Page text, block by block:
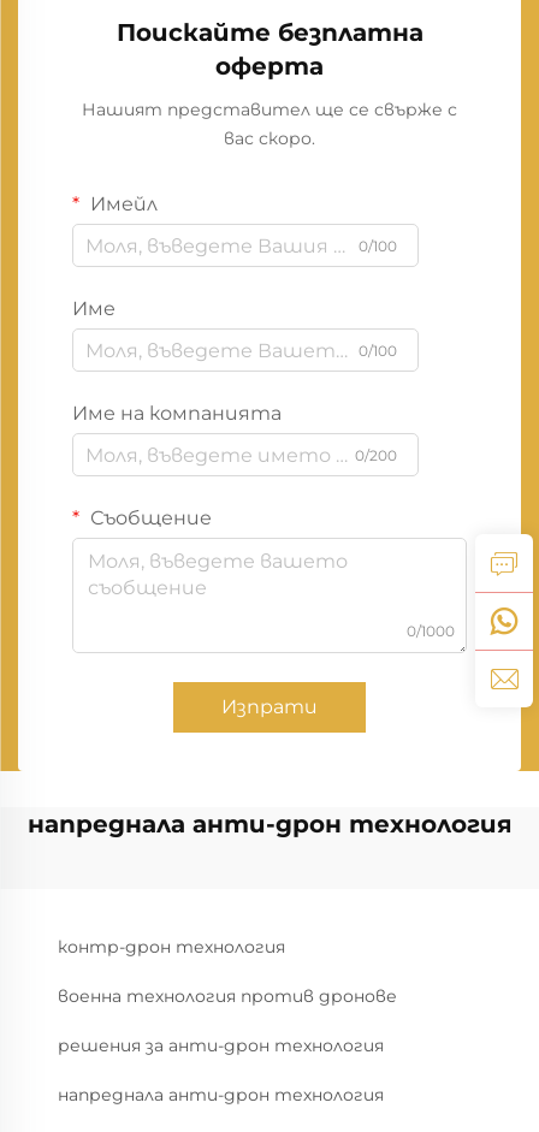
Поискайте безплатна
оферта
Нашият представител ще се свърже с
вас скоро.
Имейл
0/100
Име
0/100
Име на компанията
0/200
Съобщение
0/1000
Изпрати
напреднала анти-дрон технология
контр-дрон технология
военна технология против дронове
решения за анти-дрон технология
напреднала анти-дрон технология